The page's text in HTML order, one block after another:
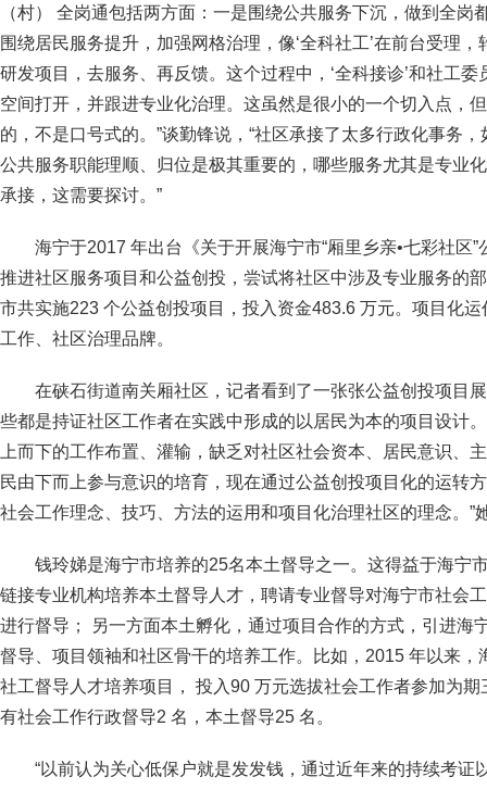
（村） 全岗通包括两方面：一是围绕公共服务下沉，做到全岗
围绕居民服务提升，加强网格治理，像‘全科社工’在前台受理
研发项目，去服务、再反馈。这个过程中，‘全科接诊’和社工
空间打开，并跟进专业化治理。这虽然是很小的一个切入点，
的，不是口号式的。”谈勤锋说，“社区承接了太多行政化事务
公共服务职能理顺、归位是极其重要的，哪些服务尤其是专业
承接，这需要探讨。”
海宁于2017 年出台《关于开展海宁市“厢里乡亲•七彩社区
推进社区服务项目和公益创投，尝试将社区中涉及专业服务的
市共实施223 个公益创投项目，投入资金483.6 万元。项目化
工作、社区治理品牌。
在硖石街道南关厢社区，记者看到了一张张公益创投项目
些都是持证社区工作者在实践中形成的以居民为本的项目设计
上而下的工作布置、灌输，缺乏对社区社会资本、居民意识、
民由下而上参与意识的培育，现在通过公益创投项目化的运转
社会工作理念、技巧、方法的运用和项目化治理社区的理念。”
钱玲娣是海宁市培养的25名本土督导之一。这得益于海宁
链接专业机构培养本土督导人才，聘请专业督导对海宁市社会
进行督导； 另一方面本土孵化，通过项目合作的方式，引进海
督导、项目领袖和社区骨干的培养工作。比如，2015 年以来
社工督导人才培养项目， 投入90 万元选拔社会工作者参加为
有社会工作行政督导2 名，本土督导25 名。
“以前认为关心低保户就是发发钱，通过近年来的持续考证